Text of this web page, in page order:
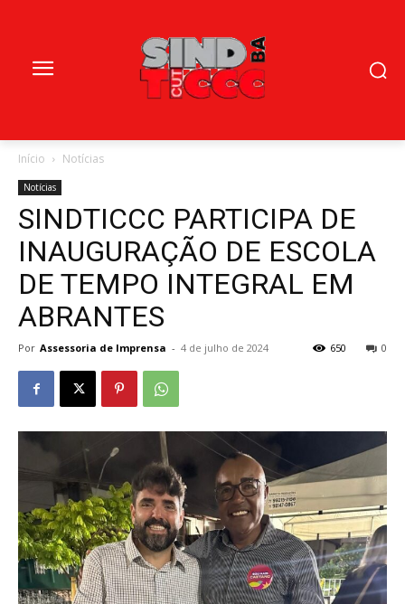
Início Notícias
Notícias
SINDTICCC PARTICIPA DE
INAUGURAÇÃO DE ESCOLA
DE TEMPO INTEGRAL EM
ABRANTES
Por Assessoria de Imprensa - 4 de julho de 2024 0
650